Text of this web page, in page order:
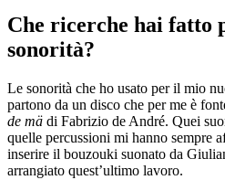
Che ricerche hai fatto
sonorità?
Le sonorità che ho usato per il mio
partono da un disco che per me è
de mä di Fabrizio de André. Quei
quelle percussioni mi hanno sempre
inserire il bouzouki suonato da
arrangiato quest’ultimo lavoro.